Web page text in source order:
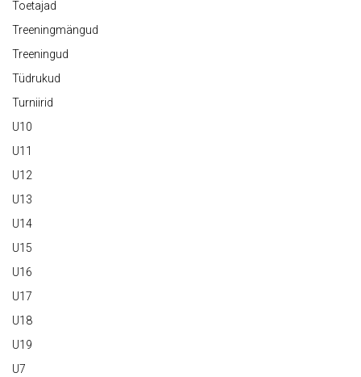
Toetajad
Treeningmängud
Treeningud
Tüdrukud
Turniirid
U10
U11
U12
U13
U14
U15
U16
U17
U18
U19
U7